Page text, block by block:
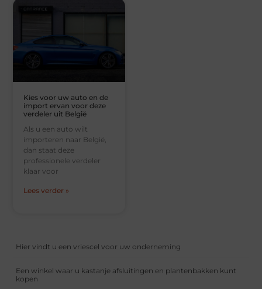
Kies voor uw auto en de
import ervan voor deze
verdeler uit België
Als u een auto wilt
importeren naar België,
dan staat deze
professionele verdeler
klaar voor
Lees verder »
Hier vindt u een vriescel voor uw onderneming
Een winkel waar u kastanje afsluitingen en plantenbakken kunt
kopen